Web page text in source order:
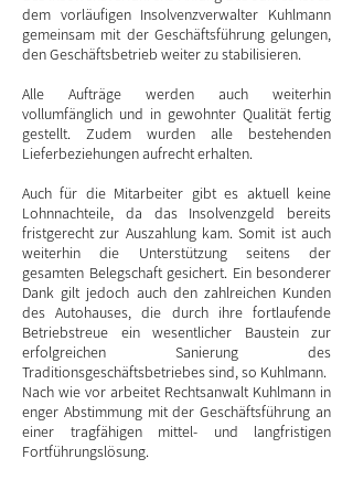
dem vorläufigen Insolvenzverwalter Kuhlmann
gemeinsam mit der Geschäftsführung gelungen,
den Geschäftsbetrieb weiter zu stabilisieren.
Alle Aufträge werden auch weiterhin
vollumfänglich und in gewohnter Qualität fertig
gestellt. Zudem wurden alle bestehenden
Lieferbeziehungen aufrecht erhalten.
Auch für die Mitarbeiter gibt es aktuell keine
Lohnnachteile, da das Insolvenzgeld bereits
fristgerecht zur Auszahlung kam. Somit ist auch
weiterhin die Unterstützung seitens der
gesamten Belegschaft gesichert. Ein besonderer
Dank gilt jedoch auch den zahlreichen Kunden
des Autohauses, die durch ihre fortlaufende
Betriebstreue ein wesentlicher Baustein zur
erfolgreichen Sanierung des
Traditionsgeschäftsbetriebes sind, so Kuhlmann.
Nach wie vor arbeitet Rechtsanwalt Kuhlmann in
enger Abstimmung mit der Geschäftsführung an
einer tragfähigen mittel- und langfristigen
Fortführungslösung.